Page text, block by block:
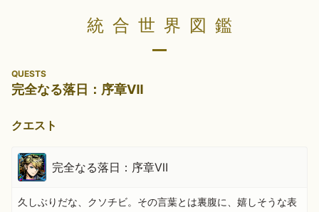
統合世界図鑑
QUESTS
完全なる落日：序章Ⅶ
クエスト
完全なる落日：序章Ⅶ
久しぶりだな、クソチビ。その言葉とは裏腹に、嬉しそうな表